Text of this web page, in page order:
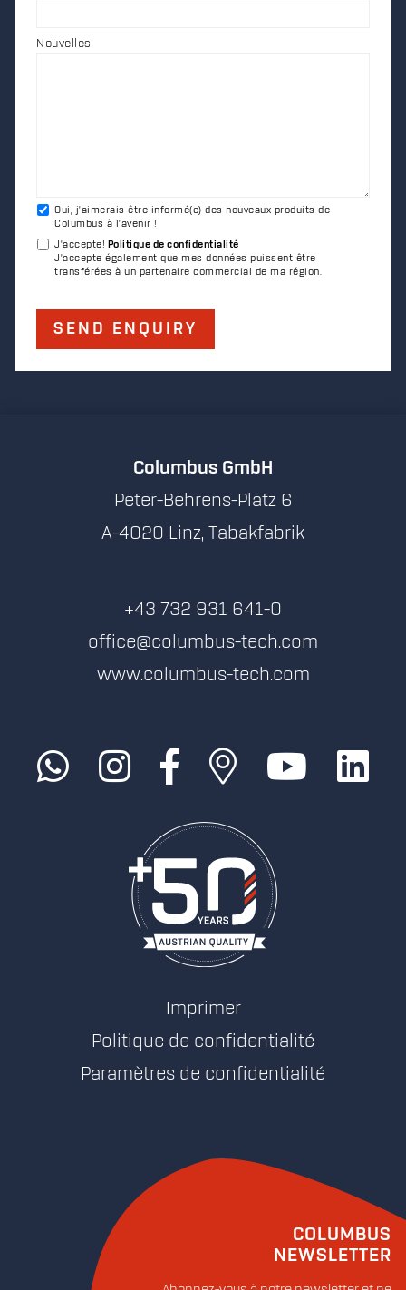
Nouvelles
Oui, j'aimerais être informé(e) des nouveaux produits de
Columbus à l'avenir !
J'accepte! Politique de confidentialité
J'accepte également que mes données puissent être
transférées à un partenaire commercial de ma région.
SEND ENQUIRY
Columbus GmbH
Peter-Behrens-Platz 6
A-4020 Linz, Tabakfabrik
+43 732 931 641-0
office@columbus-tech.com
www.columbus-tech.com
Imprimer
Politique de confidentialité
Paramètres de confidentialité
COLUMBUS
NEWSLETTER